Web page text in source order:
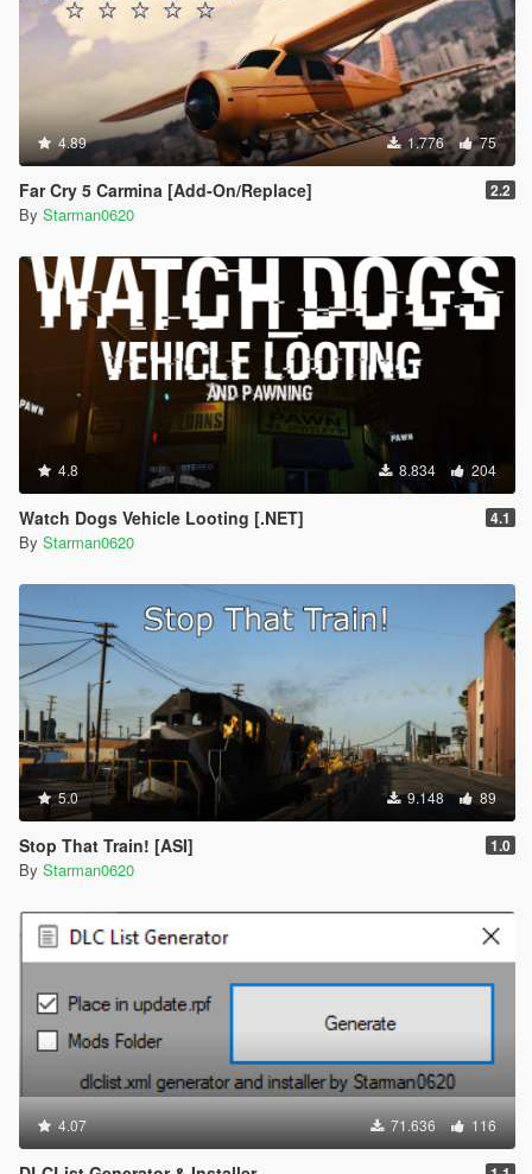
4.89 1.776 75
Far Cry 5 Carmina [Add-On/Replace] 2.2
By Starman0620
4.8 8.834 204
Watch Dogs Vehicle Looting [.NET] 4.1
By Starman0620
5.0 9.148 89
Stop That Train! [ASI] 1.0
By Starman0620
4.07 71.636 116